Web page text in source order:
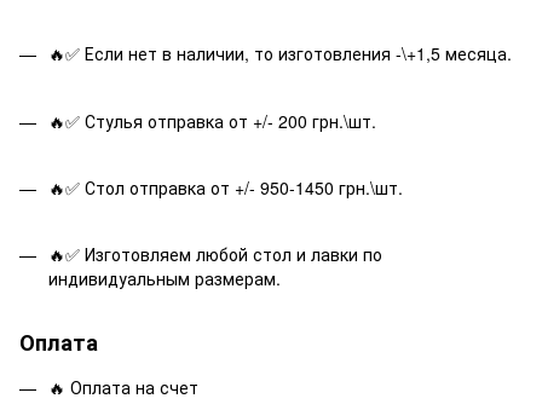
🔥✅ Если нет в наличии, то изготовления -\+1,5 месяца.
🔥✅ Стулья отправка от +/- 200 грн.\шт.
🔥✅ Стол отправка от +/- 950-1450 грн.\шт.
🔥✅ Изготовляем любой стол и лавки по
индивидуальным размерам.
Оплата
🔥 Оплата на счет